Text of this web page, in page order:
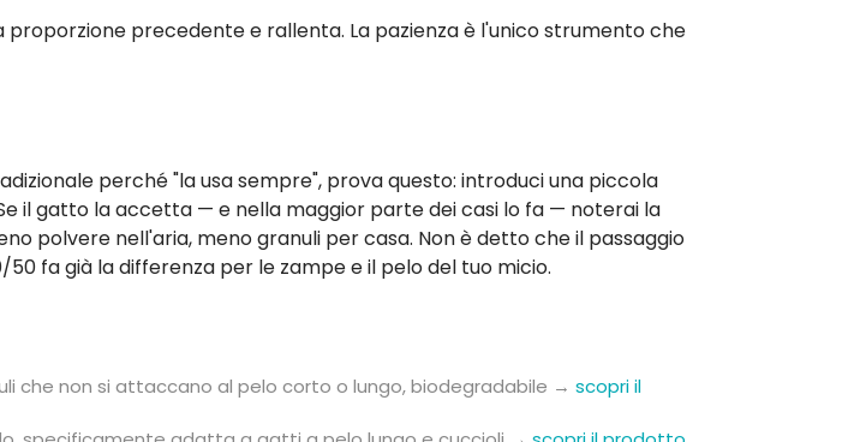
precedente e rallenta. La pazienza è l'unico strumento che
perché "la usa sempre", prova questo: introduci una piccola
il gatto la accetta — e nella maggior parte dei casi lo fa — noterai la
polvere nell'aria, meno granuli per casa. Non è detto che il passaggio
fa già la differenza per le zampe e il pelo del tuo micio.
che non si attaccano al pelo corto o lungo, biodegradabile → scopri il